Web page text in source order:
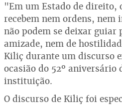
"Em um Estado de direito,
recebem nem ordens, nem
não podem se deixar guiar
amizade, nem de
Kiliç durante um discurso
ocasião do 52º aniversário
instituição.
O discurso de Kiliç foi